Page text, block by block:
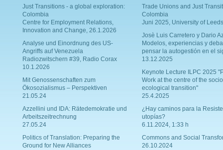
Just Transitions - a global exploration:
Colombia
Centre for Employment Relations,
Innovation and Change, 26.1.2026
Analyse und Einordnung des US-
Angriffs auf Venezuela
Radiozwitschern #39, Radio Corax
10.1.2026
Mit Genossenschaften zum
Ökosozialismus – Perspektiven
21.05.24
Azzellini und IDA: Rätedemokratie und
Arbeitszeitrechnung
27.05.24
Politics of Translation: Preparing the
Ground for New Alliances
Trade Unions and Just
Colombia
Juni 2025, University of Leeds
Josè Luis Carretero y Dario
Modelos, experiencias y
pensar la autogestión en el
13.12.2025
Keynote Lecture ILPC 2025
Work at the centre of the
ecological transition"
25.4.2025
¿Hay caminos para la
utopías?
6.11.2024, 1:33 h
Commons and Social
26.10.2024